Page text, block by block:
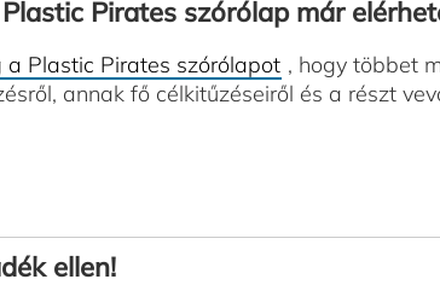
Pirates szórólap már
a Plastic Pirates szórólapot , hogy többet
annak fő célkitűzéseiről és a részt
ellen!